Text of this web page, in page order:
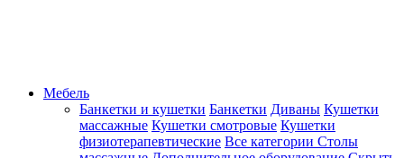
Мебель
Банкетки и кушетки Банкетки Диваны Кушетки
массажные Кушетки смотровые Кушетки
физиотерапевтические Все категории Столы